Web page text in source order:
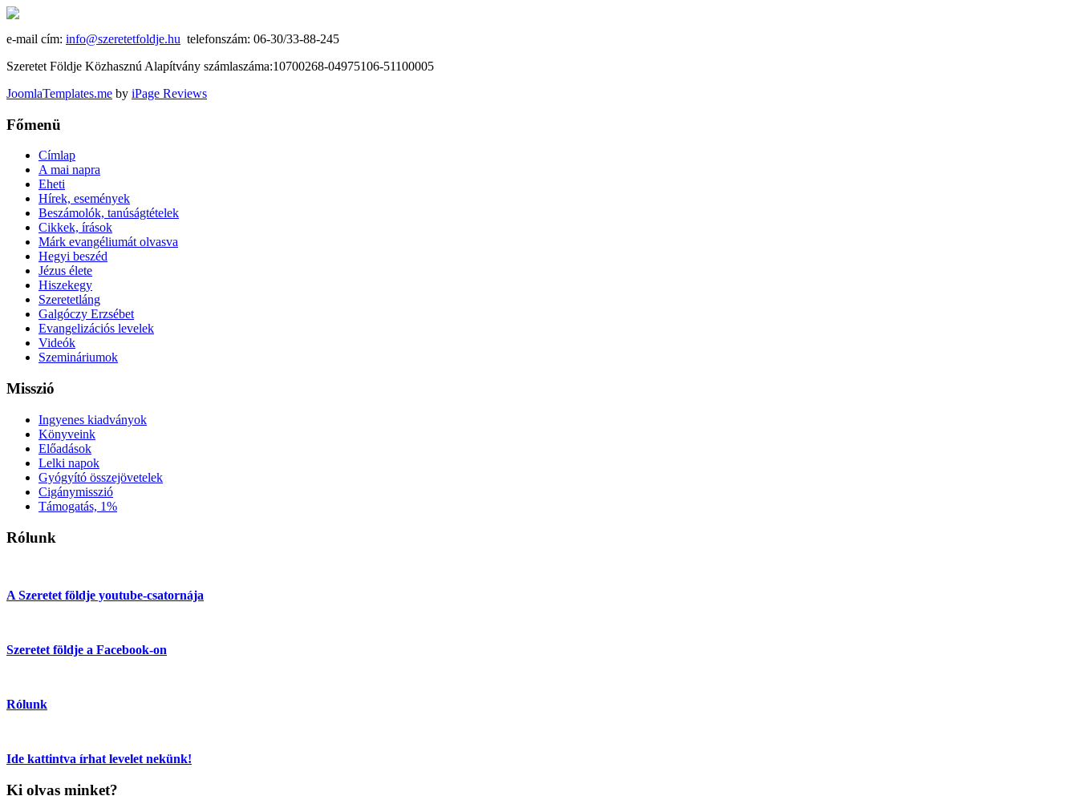
e-mail cím: info@szeretetfoldje.hu telefonszám: 06-30/33-88-245
Szeretet Földje Közhasznú Alapítvány számlaszáma:10700268-04975106-51100005
JoomlaTemplates.me by iPage Reviews
Főmenü
Címlap
A mai napra
Eheti
Hírek, események
Beszámolók, tanúságtételek
Cikkek, írások
Márk evangéliumát olvasva
Hegyi beszéd
Jézus élete
Hiszekegy
Szeretetláng
Galgóczy Erzsébet
Evangelizációs levelek
Videók
Szemináriumok
Misszió
Ingyenes kiadványok
Könyveink
Előadások
Lelki napok
Gyógyító összejövetelek
Cigánymisszió
Támogatás, 1%
Rólunk
A Szeretet földje youtube-csatornája
Szeretet földje a Facebook-on
Rólunk
Ide kattintva írhat levelet nekünk!
Ki olvas minket?